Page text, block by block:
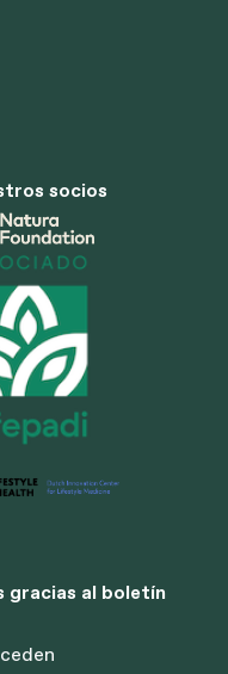
socios
gracias al boletín